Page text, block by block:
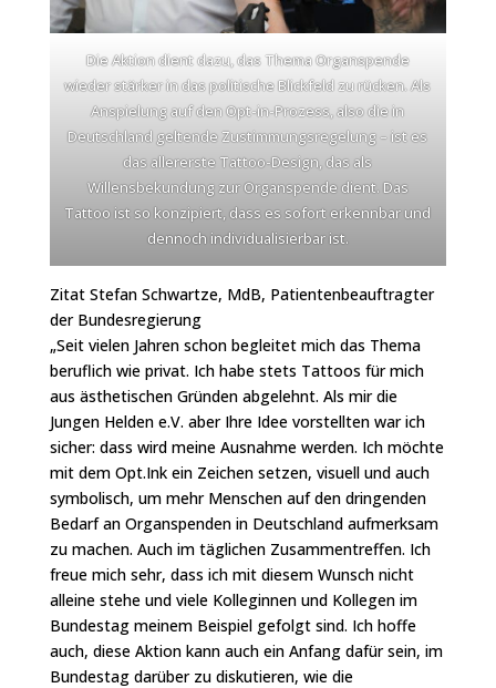
Die Aktion dient dazu, das Thema Organspende
wieder stärker in das politische Blickfeld zu rücken. Als
Anspielung auf den Opt-in-Prozess, also die in
Deutschland geltende Zustimmungsregelung – ist es
das allererste Tattoo-Design, das als
Willensbekundung zur Organspende dient. Das
Tattoo ist so konzipiert, dass es sofort erkennbar und
dennoch individualisierbar ist.
Zitat Stefan Schwartze, MdB, Patientenbeauftragter
der Bundesregierung
„Seit vielen Jahren schon begleitet mich das Thema
beruflich wie privat. Ich habe stets Tattoos für mich
aus ästhetischen Gründen abgelehnt. Als mir die
Jungen Helden e.V. aber Ihre Idee vorstellten war ich
sicher: dass wird meine Ausnahme werden. Ich möchte
mit dem Opt.Ink ein Zeichen setzen, visuell und auch
symbolisch, um mehr Menschen auf den dringenden
Bedarf an Organspenden in Deutschland aufmerksam
zu machen. Auch im täglichen Zusammentreffen. Ich
freue mich sehr, dass ich mit diesem Wunsch nicht
alleine stehe und viele Kolleginnen und Kollegen im
Bundestag meinem Beispiel gefolgt sind. Ich hoffe
auch, diese Aktion kann auch ein Anfang dafür sein, im
Bundestag darüber zu diskutieren, wie die